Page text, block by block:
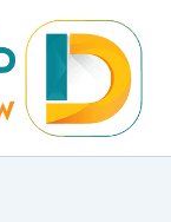
المحتوى